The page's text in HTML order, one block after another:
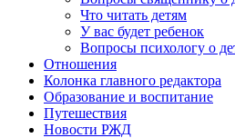
Что читать детям
У вас будет ребенок
Вопросы психологу о
Отношения
Колонка главного редактора
Образование и воспитание
Путешествия
Новости РЖД